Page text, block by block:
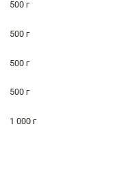
500 г
500 г
500 г
500 г
1 000 г